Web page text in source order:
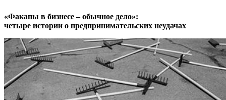
«Факапы в бизнесе – обычное дело»:
четыре истории о предпринимательских неудачах